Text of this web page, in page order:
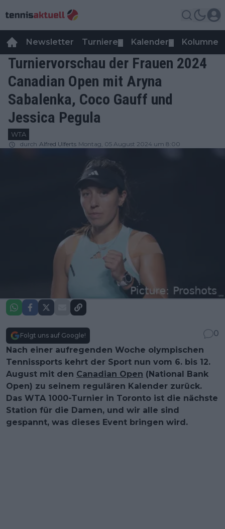
Newsletter Turniere Kalender Kolumnen
Turniervorschau der Frauen 2024
Canadian Open mit Aryna
Sabalenka, Coco Gauff und
Jessica Pegula
WTA
durch Alfred Ulferts Montag, 05 August 2024 um 8:00
Folgt uns auf Google!
0
Nach einer aufregenden Woche olympischen
Tennissports kehrt der Sport nun vom 6. bis 12.
August mit den Canadian Open (National Bank
Open) zu seinem regulären Kalender zurück.
Das WTA 1000-Turnier in Toronto ist die nächste
Station für die Damen, und wir alle sind
gespannt, was dieses Event bringen wird.